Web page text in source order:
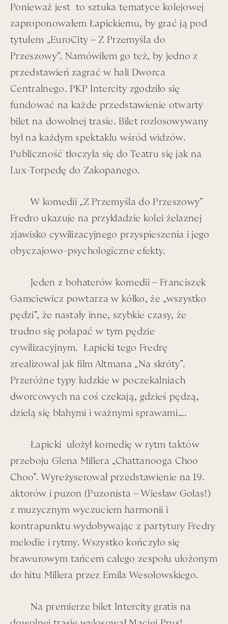
akurat nie podpadł.
Łapa przepadał za krytykami z „The Muppet Show”. Za
krytykami warszawskimi, aktualnymi – przepadał już
nielicznych, któremu się – za bardzo – „nie dostało” w
wydanych, już pośmiertnie, dziennikach „Jutro będzie
Zemsta”.
Ta czułość do „Saszy” Bardiniego, jest dziedziczna –
bystrą ripostą wybronić z Syberii stolika dziecięcego i
przejść do tego, przy którym się „działo”, już u
dorosłych. To były ważne etapy inicjacji – rodzaj bat
Wtedy to Profesor Bardini przyjrzał mi się uważnie,
swoim ciepłym, przenikliwym wzrokiem, i spod
przechylonego w przód tweedowego kaszkietu, rzekł:
Zrozumiałam natychmiast, jako jedenastolatka, a także
na zawsze, dlaczego „Sasza” musiał być wybitnym
Ponieważ jest to sztuka tematyce kolejowej
zaproponowałem Łapickiemu, by grać ją pod
tytułem „EuroCity – Z Przemyśla do
Przeszowy”. Namówiłem go też, by jedno z
przedstawień zagrać w hali Dworca
Centralnego. PKP Intercity zgodziło się
fundować na każde przedstawienie otwarty
bilet na dowolnej trasie. Bilet rozlosowywany
był na każdym spektaklu wśród widzów.
Publiczność tłoczyła się do Teatru się jak na
Lux-Torpedę do Zakopanego.
W komedii „Z Przemyśla do Przeszowy”
Fredro ukazuje na przykładzie kolei żelaznej
zjawisko cywilizacyjnego przyspieszenia i jego
obyczajowo-psychologiczne efekty.
Jeden z bohaterów komedii – Franciszek
Gamciewicz powtarza w kółko, że „wszystko
pędzi”, że nastały inne, szybkie czasy, że
trudno się połapać w tym pędzie
cywilizacyjnym. Łapicki tego Fredrę
zrealizował jak film Altmana „Na skróty”.
Przeróżne typy ludzkie w poczekalniach
dworcowych na coś czekają, gdzieś pędzą,
dzielą się błahymi i ważnymi sprawami….
Łapicki ułożył komedię w rytm taktów
przeboju Glena Millera „Chattanooga Choo
Choo”. Wyreżyserował przedstawienie na 19.
aktorów i puzon (Puzonista – Wiesław Gołas!)
z muzycznym wyczuciem harmonii i
kontrapunktu wydobywając z partytury Fredry
melodie i rytmy. Wszystko kończyło się
brawurowym tańcem całego zespołu ułożonym
do hitu Millera przez Emila Wesołowskiego.
Na premierze bilet Intercity gratis na